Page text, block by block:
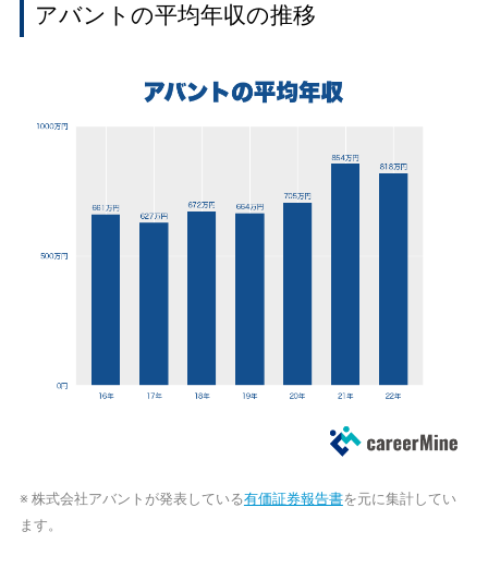
アバントの平均年収の推移
※ 株式会社アバントが発表している有価証券報告書を元に集計してい
ます。